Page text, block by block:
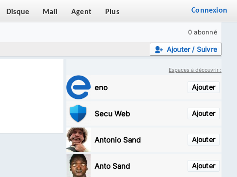
Disque Mail Agent Plus Connexion
0 abonné
Ajouter / Suivre
Espaces à découvrir :
Ajouter
eno
Ajouter
Secu Web
Ajouter
Antonio Sand
Ajouter
Anto Sand